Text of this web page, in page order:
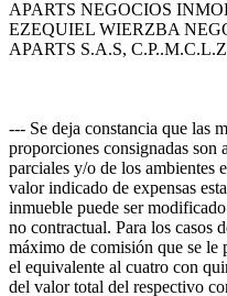
APARTS NEGOCIOS
EZEQUIEL WIERZBA
APARTS S.A.S,
--- Se deja constancia que las
proporciones consignadas son
parciales y/o de los ambientes
valor indicado de expensas
inmueble puede ser
no contractual. Para los casos
máximo de comisión que se le
el equivalente al cuatro con
del valor total del respectivo